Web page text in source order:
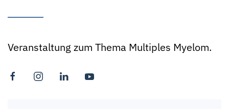
Veranstaltung zum Thema Multiples Myelom.